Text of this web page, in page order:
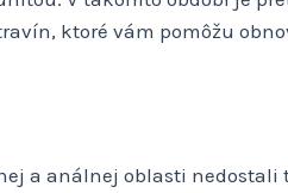
ktoré vám pomôžu
a análnej oblasti